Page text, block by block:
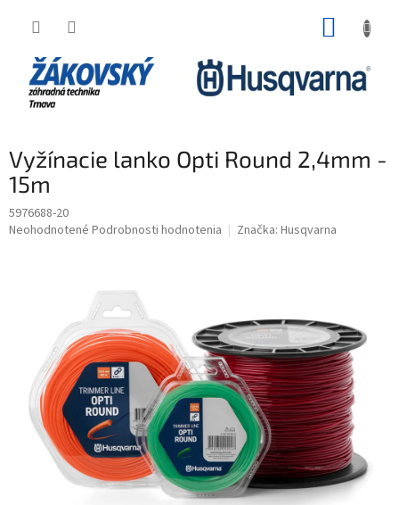
Vyžínacie lanko Opti Round 2,4mm -
15m
5976688-20
Priemerné hodnotenie produktu je 0,0 z 5 hviezdičiek.
Neohodnotené Podrobnosti hodnotenia Značka: Husqvarna